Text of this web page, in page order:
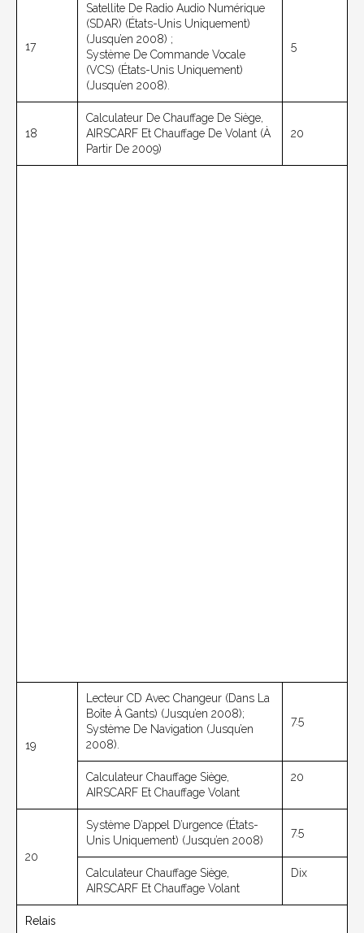
17
Satellite De Radio Audio Numérique
(SDAR) (États-Unis Uniquement)
(jusqu’en 2008) ;
Système De Commande Vocale
(VCS) (États-Unis Uniquement)
(jusqu’en 2008).
5
18
Calculateur De Chauffage De Siège,
AIRSCARF Et Chauffage De Volant (à
Partir De 2009)
20
19
Lecteur CD Avec Changeur (dans La
Boîte À Gants) (jusqu’en 2008);
Système De Navigation (jusqu’en
2008).
7.5
Calculateur Chauffage Siège,
AIRSCARF Et Chauffage Volant
20
20
Système D’appel D’urgence (États-
Unis Uniquement) (jusqu’en 2008)
7.5
Calculateur Chauffage Siège,
AIRSCARF Et Chauffage Volant
Dix
Relais